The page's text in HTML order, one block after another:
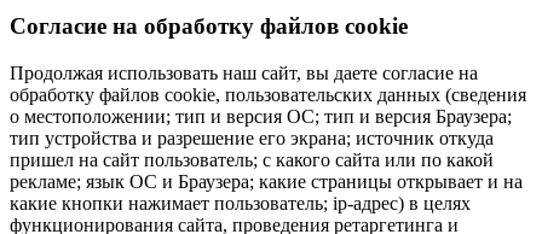
Cогласие на обработку файлов cookie
Продолжая использовать наш сайт, вы даете согласие на
обработку файлов cookie, пользовательских данных (сведения
о местоположении; тип и версия ОС; тип и версия Браузера;
тип устройства и разрешение его экрана; источник откуда
пришел на сайт пользователь; с какого сайта или по какой
рекламе; язык ОС и Браузера; какие страницы открывает и на
какие кнопки нажимает пользователь; ip-адрес) в целях
функционирования сайта, проведения ретаргетинга и